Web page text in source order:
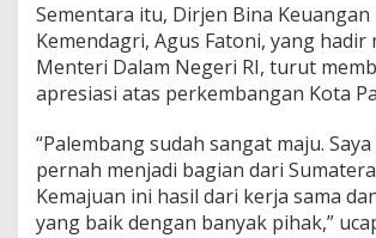
o
n
l
Sementara itu, Dirjen Bina Keuangan
Kemendagri, Agus Fatoni, yang hadir
Menteri Dalam Negeri RI, turut
apresiasi atas perkembangan Kota
“Palembang sudah sangat maju.
pernah menjadi bagian dari
Kemajuan ini hasil dari kerja sama
yang baik dengan banyak pihak,”